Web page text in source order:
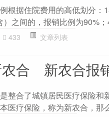
据住院费用的高低划分：
之间的，报销比例为90%
433 文章列表
农合 新农合报
合了城镇居民医疗保险和
医疗保险，称为新农合，那